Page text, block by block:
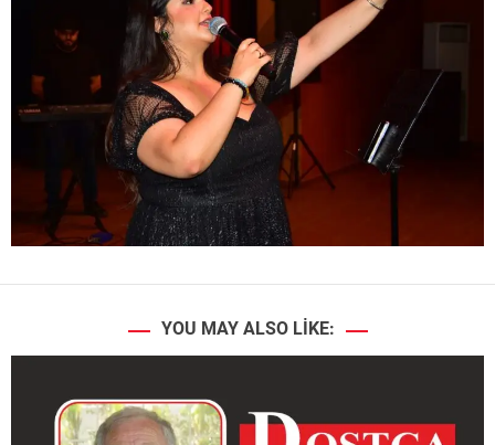
YOU MAY ALSO LIKE: